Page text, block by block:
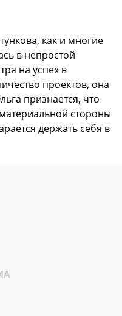
как и многие
в непростой
на успех в
проектов, она
признается, что
стороны
держать себя в